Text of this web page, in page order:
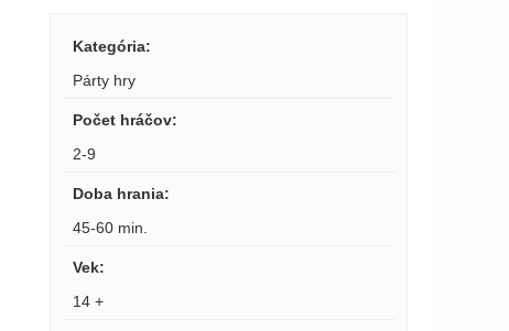
Kategória:
Párty hry
Počet hráčov:
2-9
Doba hrania:
45-60 min.
Vek:
14 +